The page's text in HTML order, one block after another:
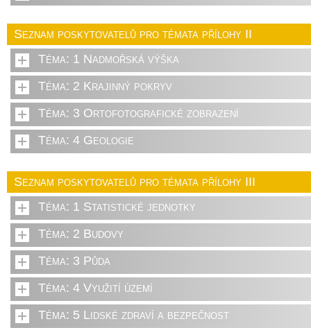
Seznam poskytovatelů pro témata přílohy II
Téma: 1 Nadmořská výška
Téma: 2 Krajinný pokryv
Téma: 3 Ortofotografické zobrazení
Téma: 4 Geologie
Seznam poskytovatelů pro témata přílohy III
Téma: 1 Statistické jednotky
Téma: 2 Budovy
Téma: 3 Půda
Téma: 4 Využití území
Téma: 5 Lidské zdraví a bezpečnost